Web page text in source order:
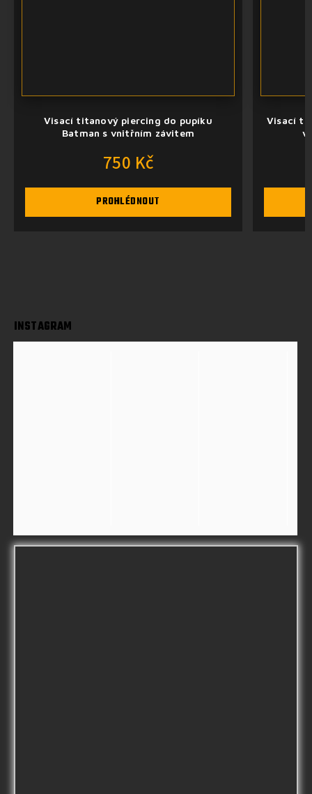
Visací titanový piercing do pupíku
Batman s vnitřním závitem
750 Kč
PROHLÉDNOUT
Visací
INSTAGRAM